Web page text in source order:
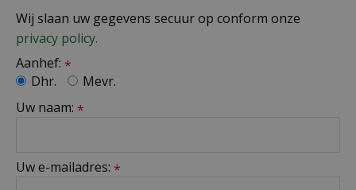
Wij slaan uw gegevens secuur op conform onze
privacy policy.
Aanhef: *
Dhr.
Mevr.
Uw naam: *
Uw e-mailadres: *